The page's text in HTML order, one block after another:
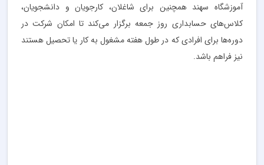
آموزشگاه سهند همچنین برای شاغلان، کارجویان و دانشجویان،
کلاس‌های حسابداری روز جمعه برگزار می‌کند تا امکان شرکت در
دوره‌ها برای افرادی که در طول هفته مشغول به کار یا تحصیل هستند
نیز فراهم باشد.